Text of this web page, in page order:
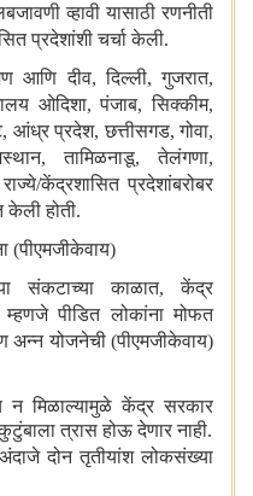
व्हावी यासाठी रणनीती
प्रदेशांशी चर्चा केली.
आणि दीव,दिल्ली,गुजरात,
ओदिशा,पंजाब,सिक्कीम,
, आंध्र प्रदेश,छत्तीसगड,गोवा,
,तामिळनाडू,तेलंगणा,
केंद्रशासित प्रदेशांबरोबर
होती.
(पीएमजीकेवाय)
संकटाच्या काळात,केंद्र
म्हणजे पीडित लोकांना मोफत
अन्न योजनेची (पीएमजीकेवाय)
न मिळाल्यामुळे केंद्र सरकार
त्रास होऊ देणार नाही.
दोन तृतीयांश लोकसंख्या